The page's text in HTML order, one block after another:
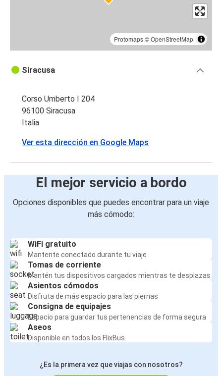
Protomaps©OpenStreetMap
Siracusa
Corso Umberto I 204
96100 Siracusa
Italia
Ver esta dirección en Google Maps
El mejor servicio a bordo
Opciones disponibles que puedes encontrar para un viaje
más cómodo:
WiFi gratuito
Mantente conectado durante tu viaje
Tomas de corriente
Mantén tus dispositivos cargados mientras te desplazas
Asientos cómodos
Disfruta de más espacio para las piernas
Consigna de equipajes
Espacio para guardar tus pertenencias de forma segura
Aseos
Disponible en todos los FlixBus
¿Es la primera vez que viajas con nosotros?